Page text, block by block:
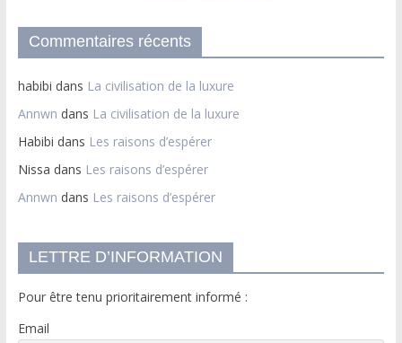
Commentaires récents
habibi dans La civilisation de la luxure
Annwn dans La civilisation de la luxure
Habibi dans Les raisons d’espérer
Nissa dans Les raisons d’espérer
Annwn dans Les raisons d’espérer
LETTRE D’INFORMATION
Pour être tenu prioritairement informé :
Email